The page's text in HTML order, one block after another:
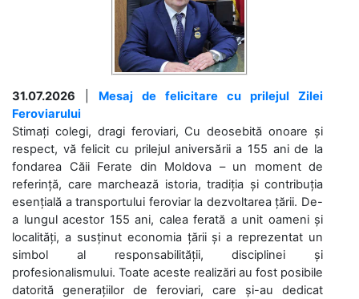
31.07.2026
Mesaj de felicitare cu prilejul Zilei
Feroviarului
Stimați colegi, dragi feroviari, Cu deosebită onoare și
respect, vă felicit cu prilejul aniversării a 155 ani de la
fondarea Căii Ferate din Moldova – un moment de
referință, care marchează istoria, tradiția și contribuția
esențială a transportului feroviar la dezvoltarea țării. De-
a lungul acestor 155 ani, calea ferată a unit oameni și
localități, a susținut economia țării și a reprezentat un
simbol al responsabilității, disciplinei și
profesionalismului. Toate aceste realizări au fost posibile
datorită generațiilor de feroviari, care și-au dedicat